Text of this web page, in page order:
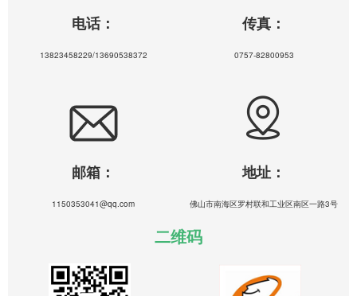
电话：
13823458229/13690538372
传真：
0757-82800953
邮箱：
1150353041@qq.com
地址：
佛山市南海区罗村联和工业区南区一路3号
二维码